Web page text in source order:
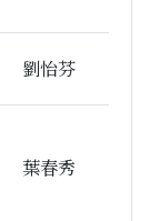
劉怡芬
葉春秀